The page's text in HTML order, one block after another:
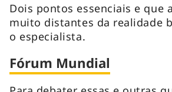
Dois pontos essenciais e que
muito distantes da realidade
o especialista.
Fórum Mundial